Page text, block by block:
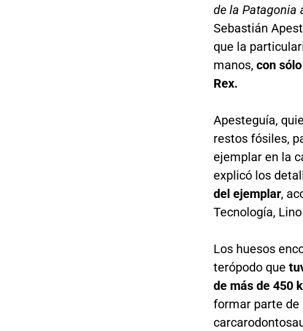
de la Patagonia
Sebastián
que la
manos, con
Rex.
Apesteguía,
restos fósiles,
ejemplar en la
explicó los
del ejemplar,
Tecnología,
Los huesos
terópodo que
de más de 450
formar parte de